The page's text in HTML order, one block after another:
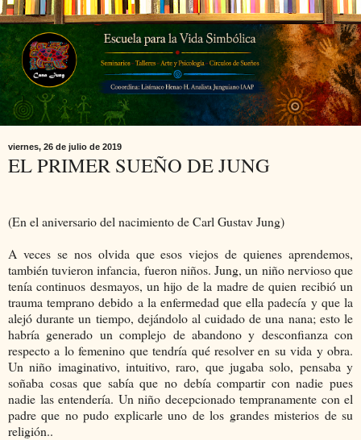
viernes, 26 de julio de 2019
EL PRIMER SUEÑO DE JUNG
(En el aniversario del nacimiento de Carl Gustav Jung)
A veces se nos olvida que esos viejos de quienes aprendemos,
también tuvieron infancia, fueron niños. Jung, un niño nervioso que
tenía continuos desmayos, un hijo de la madre de quien recibió un
trauma temprano debido a la enfermedad que ella padecía y que la
alejó durante un tiempo, dejándolo al cuidado de una nana; esto le
habría generado un complejo de abandono y desconfianza con
respecto a lo femenino que tendría qué resolver en su vida y obra.
Un niño imaginativo, intuitivo, raro, que jugaba solo, pensaba y
soñaba cosas que sabía que no debía compartir con nadie pues
nadie las entendería. Un niño decepcionado tempranamente con el
padre que no pudo explicarle uno de los grandes misterios de su
religión..